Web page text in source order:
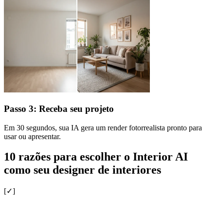
Passo 3: Receba seu projeto
Em 30 segundos, sua IA gera um render fotorrealista pronto para
usar ou apresentar.
10 razões para escolher o Interior AI
como seu designer de interiores
[✓]